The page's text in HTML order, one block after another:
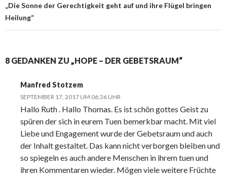
„Die Sonne der Gerechtigkeit geht auf und ihre Flügel bringen
Heilung“
8 GEDANKEN ZU „HOPE – DER GEBETSRAUM“
Manfred Stotzem
SEPTEMBER 17, 2017 UM 06:36 UHR
Hallo Ruth . Hallo Thomas. Es ist schön gottes Geist zu
spüren der sich in eurem Tuen bemerkbar macht. Mit viel
Liebe und Engagement wurde der Gebetsraum und auch
der Inhalt gestaltet. Das kann nicht verborgen bleiben und
so spiegeln es auch andere Menschen in ihrem tuen und
ihren Kommentaren wieder. Mögen viele weitere Früchte